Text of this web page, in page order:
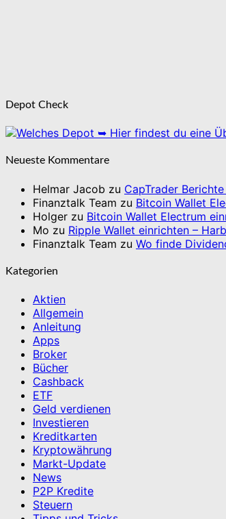
Depot Check
➥ Hier findest du eine
Neueste Kommentare
Helmar Jacob zu CapTrader
Finanztalk Team zu Bitcoin Wallet
Holger zu Bitcoin Wallet Electrum
Mo zu Ripple Wallet einrichten –
Finanztalk Team zu Wo finde
Kategorien
Aktien
Allgemein
Anleitung
Apps
Broker
Bücher
Cashback
ETF
Geld verdienen
Investieren
Kreditkarten
Kryptowährung
Markt-Update
News
P2P Kredite
Steuern